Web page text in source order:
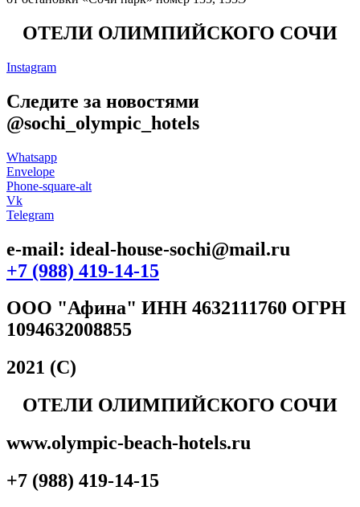
ОТЕЛИ ОЛИМПИЙСКОГО СОЧИ
Instagram
Следите за новостями
@sochi_olympic_hotels
Whatsapp
Envelope
Phone-square-alt
Vk
Telegram
e-mail: ideal-house-sochi@mail.ru
+7 (988) 419-14-15
ООО "Афина" ИНН 4632111760 ОГРН
1094632008855
2021 (С)
ОТЕЛИ ОЛИМПИЙСКОГО СОЧИ
www.olympic-beach-hotels.ru
+7 (988) 419-14-15